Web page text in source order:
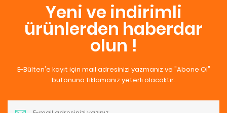
Yeni ve indirimli
ürünlerden haberdar
olun !
E-Bülten'e kayıt için mail adresinizi yazmanız ve "Abone Ol"
butonuna tıklamanız yeterli olacaktır.